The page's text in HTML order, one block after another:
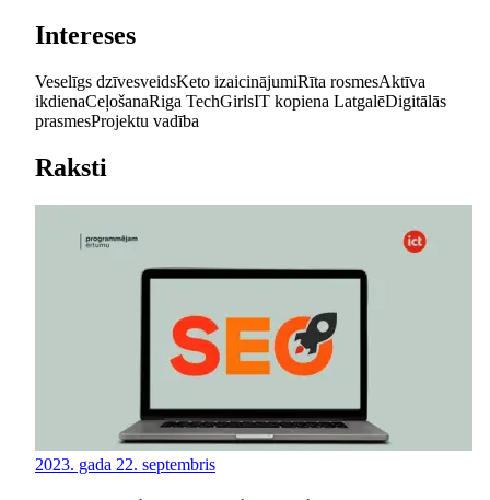
Intereses
Veselīgs dzīvesveidsKeto izaicinājumiRīta rosmesAktīva
ikdienaCeļošanaRiga TechGirlsIT kopiena LatgalēDigitālās
prasmesProjektu vadība
Raksti
2023. gada 22. septembris